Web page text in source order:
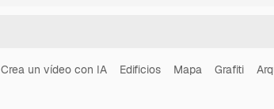
Crea un vídeo con IA Edificios Mapa Grafiti